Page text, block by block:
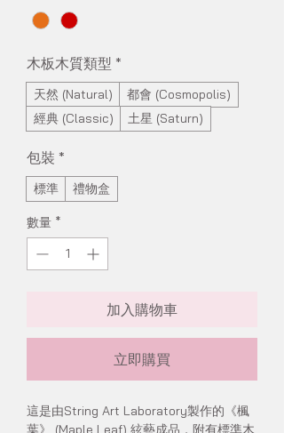
木板木質類型 *
天然 (Natural)
都會 (Cosmopolis)
經典 (Classic)
土星 (Saturn)
包裝 *
標準 禮物盒
數量 *
加入購物車
立即購買
這是由String Art Laboratory製作的《楓
葉》 (Maple Leaf) 絃藝成品，附有標準木